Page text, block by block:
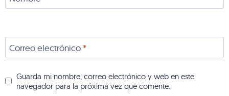
Correo electrónico *
Guarda mi nombre, correo electrónico y web en este
navegador para la próxima vez que comente.